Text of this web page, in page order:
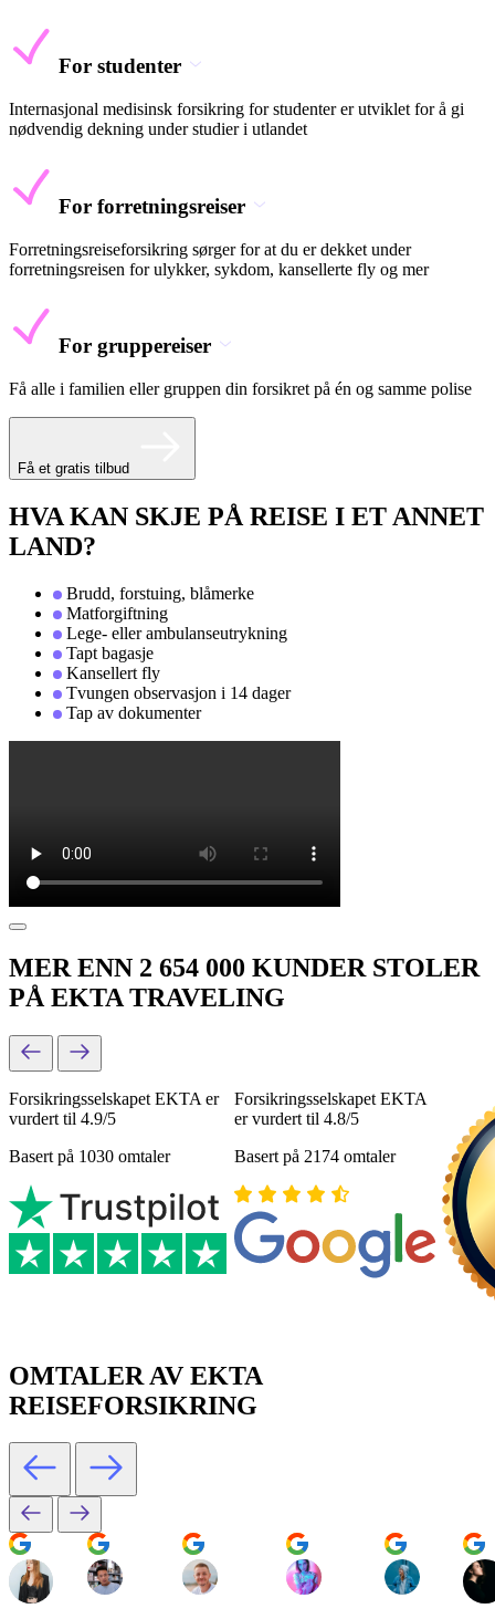
For studenter
Internasjonal medisinsk forsikring for studenter er utviklet for å gi
nødvendig dekning under studier i utlandet
For forretningsreiser
Forretningsreiseforsikring sørger for at du er dekket under
forretningsreisen for ulykker, sykdom, kansellerte fly og mer
For gruppereiser
Få alle i familien eller gruppen din forsikret på én og samme polise
Få et gratis tilbud
HVA KAN SKJE PÅ REISE I ET ANNET
LAND?
Brudd, forstuing, blåmerke
Matforgiftning
Lege- eller ambulanseutrykning
Tapt bagasje
Kansellert fly
Tvungen observasjon i 14 dager
Tap av dokumenter
MER ENN 2 654 000 KUNDER STOLER
PÅ EKTA TRAVELING
Forsikringsselskapet EKTA er
vurdert til 4.9/5
Basert på 1030 omtaler
Forsikringsselskapet EKTA
er vurdert til 4.8/5
Basert på 2174 omtaler
OMTALER AV EKTA
REISEFORSIKRING